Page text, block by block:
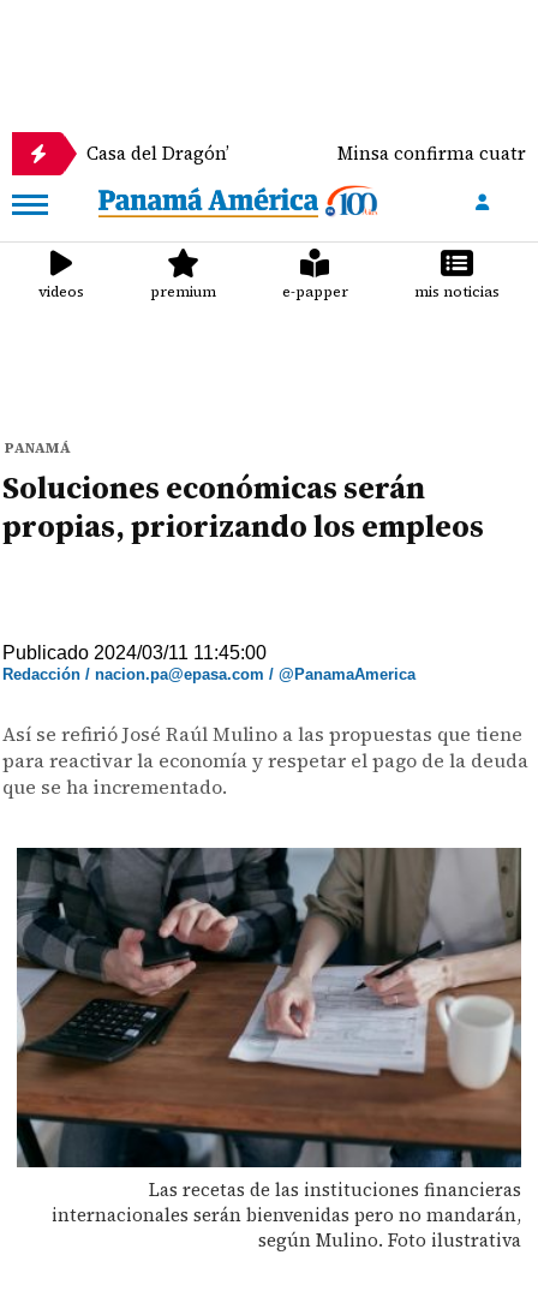
del Dragón’ Minsa confirma cuatro casos de
videos premium e-papper mis noticias
PANAMÁ
Soluciones económicas serán
propias, priorizando los empleos
Publicado 2024/03/11 11:45:00
Redacción / nacion.pa@epasa.com / @PanamaAmerica
Así se refirió José Raúl Mulino a las propuestas que tiene
para reactivar la economía y respetar el pago de la deuda
que se ha incrementado.
Las recetas de las instituciones financieras
internacionales serán bienvenidas pero no mandarán,
según Mulino. Foto ilustrativa